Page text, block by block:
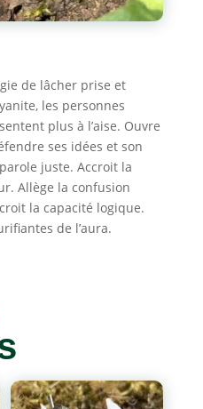
de lâcher prise et
les personnes
plus à l’aise. Ouvre
ses idées et son
juste. Accroit la
Allège la confusion
la capacité logique.
de l’aura.